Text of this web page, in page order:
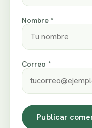
Nombre *
Correo *